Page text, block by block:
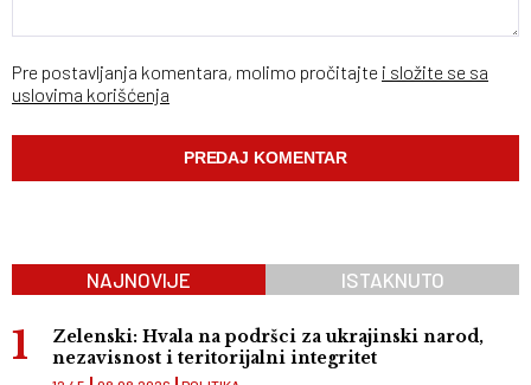
Pre postavljanja komentara, molimo pročitajte i složite se sa
uslovima korišćenja
NAJNOVIJE ISTAKNUTO
Zelenski: Hvala na podršci za ukrajinski narod,
nezavisnost i teritorijalni integritet